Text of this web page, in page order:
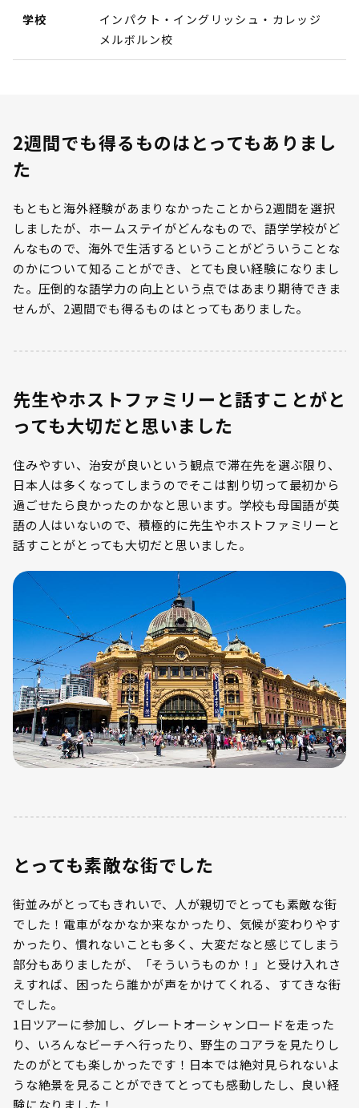
学校
インパクト・イングリッシュ・カレッジ
メルボルン校
2週間でも得るものはとってもありまし
た
もともと海外経験があまりなかったことから2週間を選択
しましたが、ホームステイがどんなもので、語学学校がど
んなもので、海外で生活するということがどういうことな
のかについて知ることができ、とても良い経験になりまし
た。圧倒的な語学力の向上という点ではあまり期待できま
せんが、2週間でも得るものはとってもありました。
先生やホストファミリーと話すことがと
っても大切だと思いました
住みやすい、治安が良いという観点で滞在先を選ぶ限り、
日本人は多くなってしまうのでそこは割り切って最初から
過ごせたら良かったのかなと思います。学校も母国語が英
語の人はいないので、積極的に先生やホストファミリーと
話すことがとっても大切だと思いました。
とっても素敵な街でした
街並みがとってもきれいで、人が親切でとっても素敵な街
でした！電車がなかなか来なかったり、気候が変わりやす
かったり、慣れないことも多く、大変だなと感じてしまう
部分もありましたが、「そういうものか！」と受け入れさ
えすれば、困ったら誰かが声をかけてくれる、すてきな街
でした。
1日ツアーに参加し、グレートオーシャンロードを走った
り、いろんなビーチへ行ったり、野生のコアラを見たりし
たのがとても楽しかったです！日本では絶対見られないよ
うな絶景を見ることができてとっても感動したし、良い経
験になりました！